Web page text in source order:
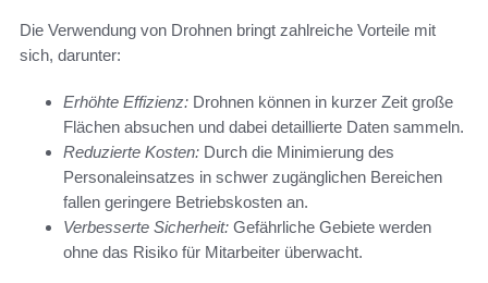
Die Verwendung von Drohnen bringt zahlreiche Vorteile mit
sich, darunter:
Erhöhte Effizienz: Drohnen können in kurzer Zeit große
Flächen absuchen und dabei detaillierte Daten sammeln.
Reduzierte Kosten: Durch die Minimierung des
Personaleinsatzes in schwer zugänglichen Bereichen
fallen geringere Betriebskosten an.
Verbesserte Sicherheit: Gefährliche Gebiete werden
ohne das Risiko für Mitarbeiter überwacht.